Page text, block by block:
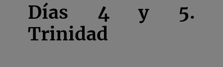
Días 4 y 5.
Trinidad